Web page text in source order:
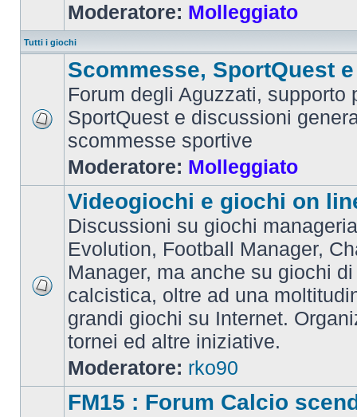
Moderatore: Molleggiato
Tutti i giochi
Scommesse, SportQuest
Forum degli Aguzzati, supporto
SportQuest e discussioni
scommesse sportive
Moderatore: Molleggiato
Videogiochi e giochi on
Discussioni su giochi
Evolution, Football Manager,
Manager, ma anche su giochi
calcistica, oltre ad una
grandi giochi su Internet.
tornei ed altre iniziative.
Moderatore: rko90
FM15 : Forum Calcio